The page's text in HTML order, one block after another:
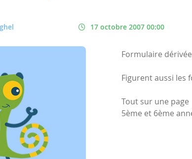
17 octobre 2007 00:00
Formulaire
Figurent aussi les
Tout sur une page
5ème et 6ème